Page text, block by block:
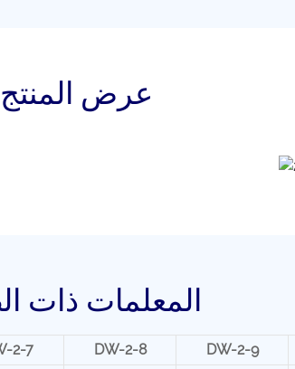
عرض المنتج
المعلمات ذات
2-7 DW-2-8 DW-2-9